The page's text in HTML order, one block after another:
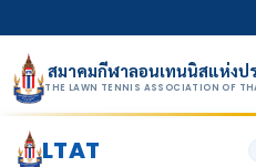
สมาคมกีฬาลอนเทนนิสแห่งป
THE LAWN TENNIS ASSOCIATION OF
LTAT